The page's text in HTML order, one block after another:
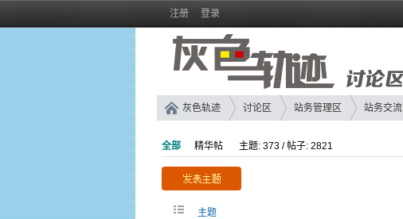
注册 登录
灰色轨迹 讨论区 站务管理区 站务交流
全部 精华帖 主题: 373 / 帖子: 2821
主题